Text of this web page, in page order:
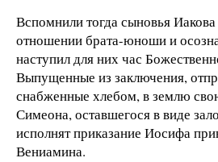
Вспомнили тогда сыновья
отношении брата-юноши и
наступил для них час
Выпущенные из заключения,
снабженные хлебом, в землю
Симеона, оставшегося в виде
исполнят приказание Иосифа
Вениамина.